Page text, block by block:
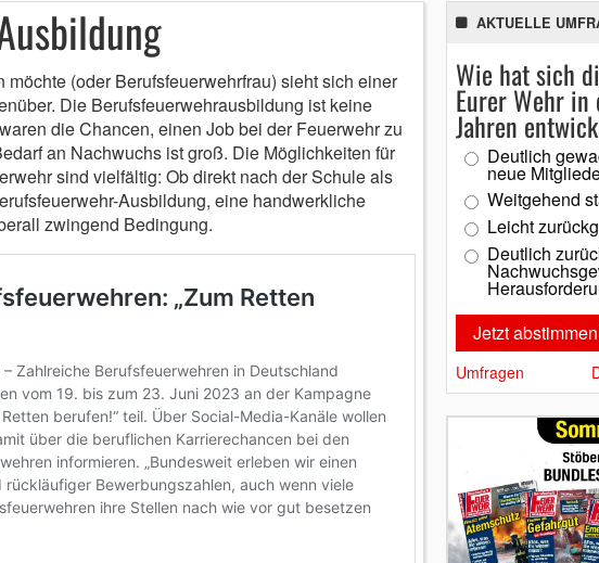
(oder Berufsfeuerwehrfrau) sieht sich einer
Die Berufsfeuerwehrausbildung ist keine
die Chancen, einen Job bei der Feuerwehr zu
an Nachwuchs ist groß. Die Möglichkeiten für
sind vielfältig: Ob direkt nach der Schule als
Ausbildung, eine handwerkliche
zwingend Bedingung.
AKTUELLE
Wie hat sich
Eurer Wehr
Jahren
Deutlich
neue
Weitgehend
Leicht
Deutlich
Umfragen